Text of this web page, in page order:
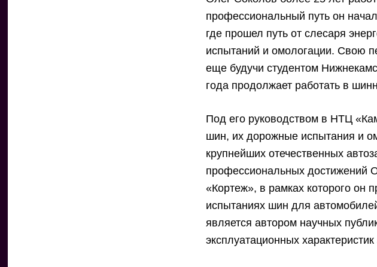
профессиональный путь он
где прошел путь от слесаря
испытаний и омологации. Свою
еще будучи студентом
года продолжает работать в
Под его руководством в НТЦ
шин, их дорожные испытания и
крупнейших отечественных
профессиональных достижений
«Кортеж», в рамках которого он
испытаниях шин для
является автором научных
эксплуатационных